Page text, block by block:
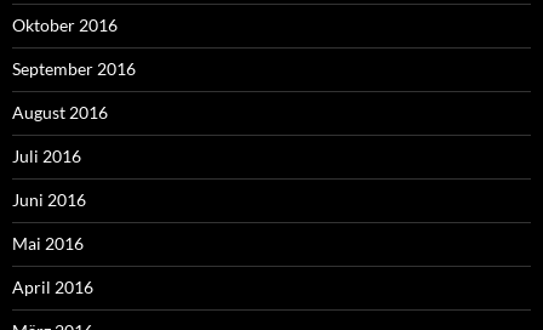
Oktober 2016
September 2016
August 2016
Juli 2016
Juni 2016
Mai 2016
April 2016